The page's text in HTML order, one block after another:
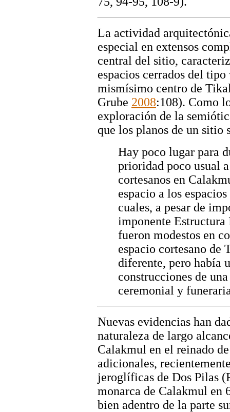
La actividad
especial en extensos
central del sitio,
espacios cerrados del
mismísimo centro de
Grube 2008:108). Como
exploración de la
que los planos de un
Hay poco lugar para
prioridad poco usual
cortesanos en
espacio a los
cuales, a pesar de
imponente
fueron modestos en
espacio cortesano de
diferente, pero había
construcciones de
ceremonial y
Nuevas evidencias han
naturaleza de largo
Calakmul en el reinado
adicionales,
jeroglíficas de Dos Pilas
monarca de Calakmul en
bien adentro de la parte